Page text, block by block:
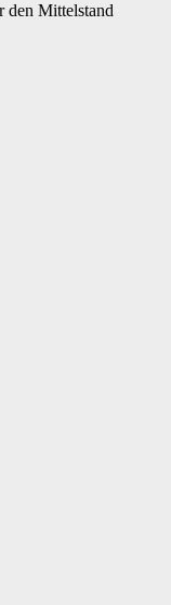
Mittelstand